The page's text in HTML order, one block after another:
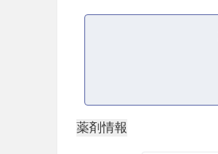
薬剤情報